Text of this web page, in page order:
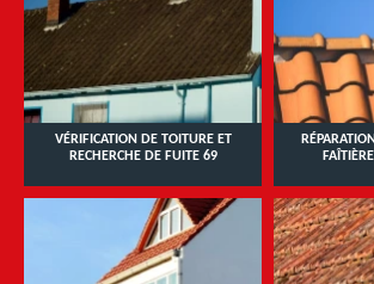
VÉRIFICATION DE TOITURE ET
RECHERCHE DE FUITE 69